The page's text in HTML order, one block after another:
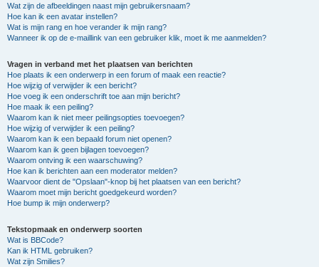
Wat zijn de afbeeldingen naast mijn gebruikersnaam?
Hoe kan ik een avatar instellen?
Wat is mijn rang en hoe verander ik mijn rang?
Wanneer ik op de e-maillink van een gebruiker klik, moet ik me aanmelden?
Vragen in verband met het plaatsen van berichten
Hoe plaats ik een onderwerp in een forum of maak een reactie?
Hoe wijzig of verwijder ik een bericht?
Hoe voeg ik een onderschrift toe aan mijn bericht?
Hoe maak ik een peiling?
Waarom kan ik niet meer peilingsopties toevoegen?
Hoe wijzig of verwijder ik een peiling?
Waarom kan ik een bepaald forum niet openen?
Waarom kan ik geen bijlagen toevoegen?
Waarom ontving ik een waarschuwing?
Hoe kan ik berichten aan een moderator melden?
Waarvoor dient de "Opslaan"-knop bij het plaatsen van een bericht?
Waarom moet mijn bericht goedgekeurd worden?
Hoe bump ik mijn onderwerp?
Tekstopmaak en onderwerp soorten
Wat is BBCode?
Kan ik HTML gebruiken?
Wat zijn Smilies?